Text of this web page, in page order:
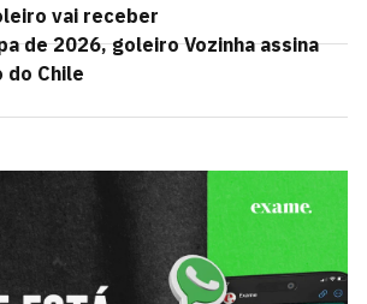
vai receber
de 2026, goleiro Vozinha assina
do Chile